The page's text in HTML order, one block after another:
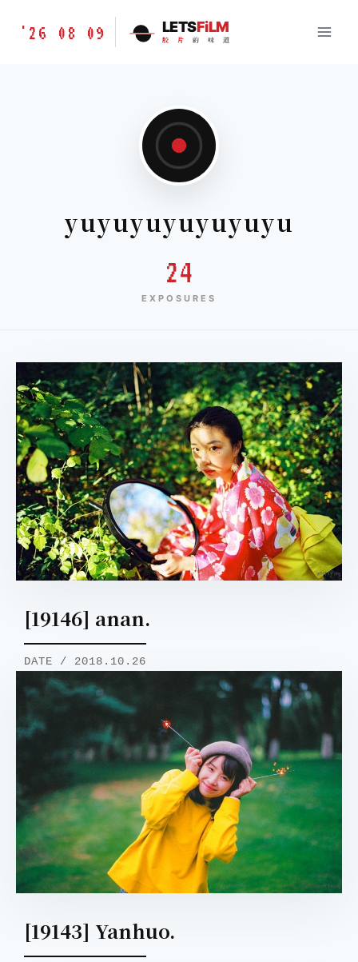
胶
'26 08 09 LETSFiLM
胶 片 的 味 道
yuyuyuyuyuyuyu
24
EXPOSURES
[19146] anan.
DATE / 2018.10.26
[19143] Yanhuo.